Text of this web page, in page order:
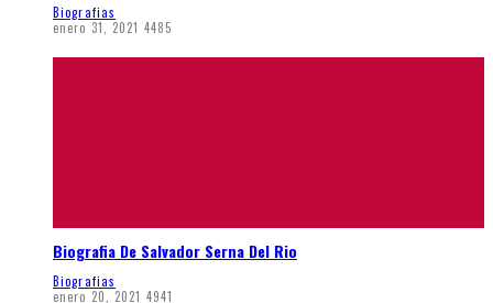
Biografias
enero 31, 2021 4485
Biografia De Salvador Serna Del Rio
Biografias
enero 20, 2021 4941